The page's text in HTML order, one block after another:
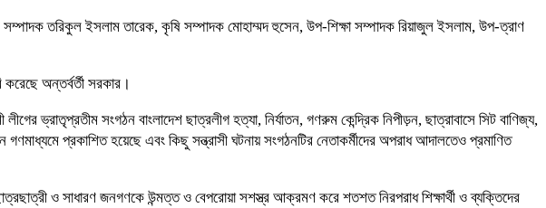
তরিকুল ইসলাম তারেক, কৃষি সম্পাদক মোহাম্মদ হুসেন, উপ-শিক্ষা সম্পাদক রিয়াজুল ইসলাম, উপ-ত্রাণ
অন্তর্বর্তী সরকার।
ভ্রাতৃপ্রতীম সংগঠন বাংলাদেশ ছাত্রলীগ হত্যা, নির্যাতন, গণরুম কেন্দ্রিক নিপীড়ন, ছাত্রাবাসে সিট বাণিজ্য,
প্রকাশিত হয়েছে এবং কিছু সন্ত্রাসী ঘটনায় সংগঠনটির নেতাকর্মীদের অপরাধ আদালতেও প্রমাণিত
ও সাধারণ জনগণকে উন্মত্ত ও বেপরোয়া সশস্ত্র আক্রমণ করে শতশত নিরপরাধ শিক্ষার্থী ও ব্যক্তিদের